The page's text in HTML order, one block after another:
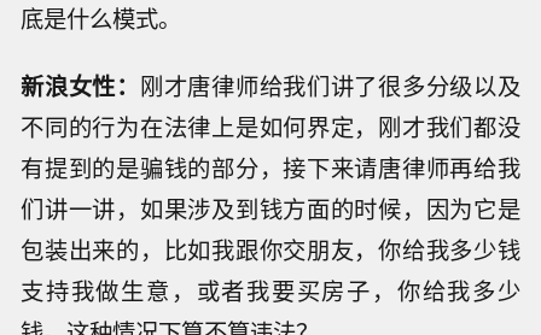
底是什么模式。
新浪女性： 刚才唐律师给我们讲了很多分级以及
不同的行为在法律上是如何界定，刚才我们都没
有提到的是骗钱的部分，接下来请唐律师再给我
们讲一讲，如果涉及到钱方面的时候，因为它是
包装出来的，比如我跟你交朋友，你给我多少钱
支持我做生意，或者我要买房子，你给我多少